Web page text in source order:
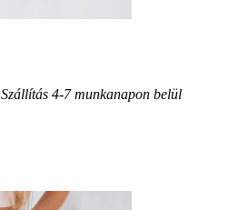
Szállítás 4-7 munkanapon belül